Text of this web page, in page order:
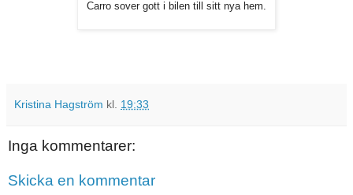
Carro sover gott i bilen till sitt nya hem.
Kristina Hagström kl. 19:33
Inga kommentarer:
Skicka en kommentar